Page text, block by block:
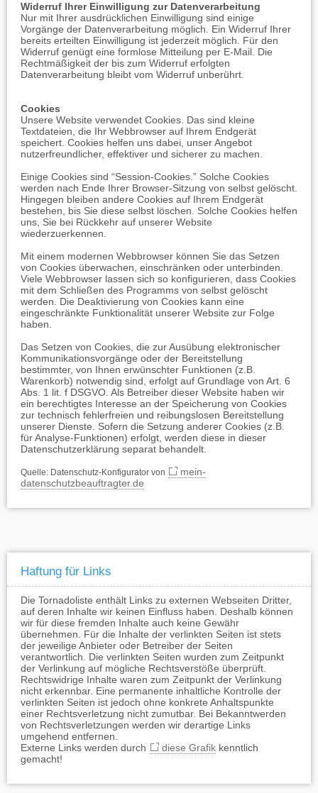
Widerruf Ihrer Einwilligung zur Datenverarbeitung
Nur mit Ihrer ausdrücklichen Einwilligung sind einige
Vorgänge der Datenverarbeitung möglich. Ein Widerruf Ihrer
bereits erteilten Einwilligung ist jederzeit möglich. Für den
Widerruf genügt eine formlose Mitteilung per E-Mail. Die
Rechtmäßigkeit der bis zum Widerruf erfolgten
Datenverarbeitung bleibt vom Widerruf unberührt.
Cookies
Unsere Website verwendet Cookies. Das sind kleine
Textdateien, die Ihr Webbrowser auf Ihrem Endgerät
speichert. Cookies helfen uns dabei, unser Angebot
nutzerfreundlicher, effektiver und sicherer zu machen.
Einige Cookies sind “Session-Cookies.” Solche Cookies
werden nach Ende Ihrer Browser-Sitzung von selbst gelöscht.
Hingegen bleiben andere Cookies auf Ihrem Endgerät
bestehen, bis Sie diese selbst löschen. Solche Cookies helfen
uns, Sie bei Rückkehr auf unserer Website
wiederzuerkennen.
Mit einem modernen Webbrowser können Sie das Setzen
von Cookies überwachen, einschränken oder unterbinden.
Viele Webbrowser lassen sich so konfigurieren, dass Cookies
mit dem Schließen des Programms von selbst gelöscht
werden. Die Deaktivierung von Cookies kann eine
eingeschränkte Funktionalität unserer Website zur Folge
haben.
Das Setzen von Cookies, die zur Ausübung elektronischer
Kommunikationsvorgänge oder der Bereitstellung
bestimmter, von Ihnen erwünschter Funktionen (z.B.
Warenkorb) notwendig sind, erfolgt auf Grundlage von Art. 6
Abs. 1 lit. f DSGVO. Als Betreiber dieser Website haben wir
ein berechtigtes Interesse an der Speicherung von Cookies
zur technisch fehlerfreien und reibungslosen Bereitstellung
unserer Dienste. Sofern die Setzung anderer Cookies (z.B.
für Analyse-Funktionen) erfolgt, werden diese in dieser
Datenschutzerklärung separat behandelt.
Quelle: Datenschutz-Konfigurator von
mein-
datenschutzbeauftragter.de
Haftung für Links
Die Tornadoliste enthält Links zu externen Webseiten Dritter,
auf deren Inhalte wir keinen Einfluss haben. Deshalb können
wir für diese fremden Inhalte auch keine Gewähr
übernehmen. Für die Inhalte der verlinkten Seiten ist stets
der jeweilige Anbieter oder Betreiber der Seiten
verantwortlich. Die verlinkten Seiten wurden zum Zeitpunkt
der Verlinkung auf mögliche Rechtsverstöße überprüft.
Rechtswidrige Inhalte waren zum Zeitpunkt der Verlinkung
nicht erkennbar. Eine permanente inhaltliche Kontrolle der
verlinkten Seiten ist jedoch ohne konkrete Anhaltspunkte
einer Rechtsverletzung nicht zumutbar. Bei Bekanntwerden
von Rechtsverletzungen werden wir derartige Links
umgehend entfernen.
Externe Links werden durch
diese Grafikkenntlich
gemacht!